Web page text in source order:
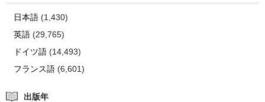
日本語(1,430)
英語(29,765)
ドイツ語(14,493)
フランス語(6,601)
出版年